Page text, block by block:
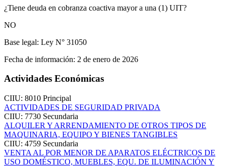
¿Tiene deuda en cobranza coactiva mayor a una (1) UIT?
NO
Base legal: Ley N° 31050
Fecha de información: 2 de enero de 2026
Actividades Económicas
CIIU: 8010 Principal
ACTIVIDADES DE SEGURIDAD PRIVADA
CIIU: 7730 Secundaria
ALQUILER Y ARRENDAMIENTO DE OTROS TIPOS DE
MAQUINARIA, EQUIPO Y BIENES TANGIBLES
CIIU: 4759 Secundaria
VENTA AL POR MENOR DE APARATOS ELÉCTRICOS DE
USO DOMÉSTICO, MUEBLES, EQU. DE ILUMINACIÓN Y